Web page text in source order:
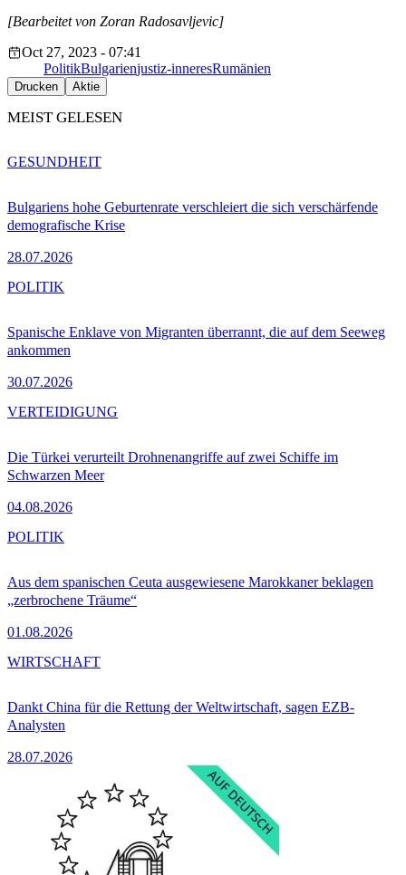
[Bearbeitet von Zoran Radosavljevic]
Oct 27, 2023 - 07:41
PolitikBulgarienjustiz-inneresRumänien
Drucken Aktie
MEIST GELESEN
Bulgariens hohe Geburtenrate verschleiert die sich verschärfende
demografische Krise
28.07.2026
GESUNDHEIT
Spanische Enklave von Migranten überrannt, die auf dem Seeweg
ankommen
30.07.2026
POLITIK
Die Türkei verurteilt Drohnenangriffe auf zwei Schiffe im
Schwarzen Meer
04.08.2026
VERTEIDIGUNG
Aus dem spanischen Ceuta ausgewiesene Marokkaner beklagen
„zerbrochene Träume“
01.08.2026
POLITIK
Dankt China für die Rettung der Weltwirtschaft, sagen EZB-
Analysten
28.07.2026
WIRTSCHAFT